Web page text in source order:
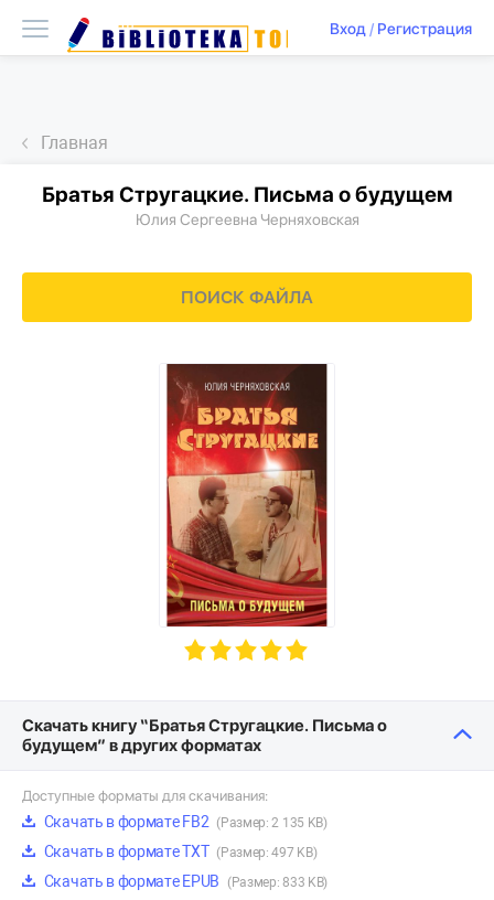
Вход/ Регистрация
Главная
Братья Стругацкие. Письма о будущем
Юлия Сергеевна Черняховская
ПОИСК ФАЙЛА
Скачать книгу “Братья Стругацкие. Письма о
будущем” в других форматах
Доступные форматы для скачивания:
Скачать в формате FB2 (Размер: 2 135 KB)
Скачать в формате TXT (Размер: 497 KB)
Скачать в формате EPUB (Размер: 833 KB)